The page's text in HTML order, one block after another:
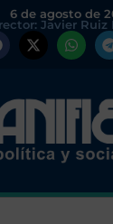
6 de agosto de
Javier Ruiz